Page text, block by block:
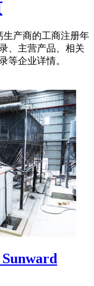
生产商的工商注册年
、主营产品、相关
等企业详情。